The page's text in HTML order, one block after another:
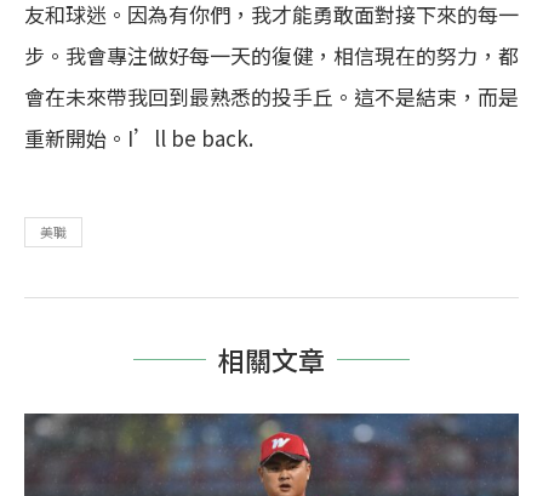
友和球迷。因為有你們，我才能勇敢面對接下來的每一
步。我會專注做好每一天的復健，相信現在的努力，都
會在未來帶我回到最熟悉的投手丘。這不是結束，而是
重新開始。I’ll be back.
美職
相關文章